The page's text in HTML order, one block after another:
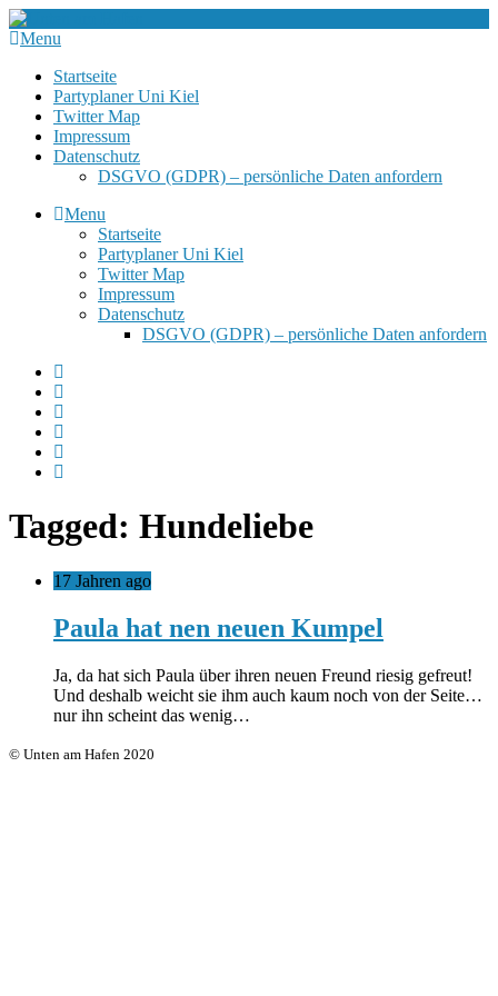
Menu
Startseite
Partyplaner Uni Kiel
Twitter Map
Impressum
Datenschutz
DSGVO (GDPR) – persönliche Daten anfordern
Menu
Startseite
Partyplaner Uni Kiel
Twitter Map
Impressum
Datenschutz
DSGVO (GDPR) – persönliche Daten anfordern
Tagged: Hundeliebe
17 Jahren ago
Paula hat nen neuen Kumpel
Ja, da hat sich Paula über ihren neuen Freund riesig gefreut!
Und deshalb weicht sie ihm auch kaum noch von der Seite…
nur ihn scheint das wenig…
© Unten am Hafen 2020